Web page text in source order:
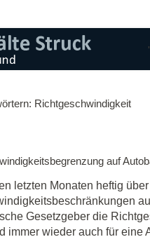
Richtgeschwindigkeit
auf
letzten Monaten heftig
Gesetzgeber die
immer wieder auch für eine